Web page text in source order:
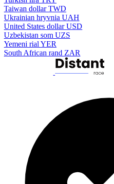
Taiwan dollar TWD
Ukrainian hryvnia UAH
United States dollar USD
Uzbekistan som UZS
Yemeni rial YER
South African rand ZAR